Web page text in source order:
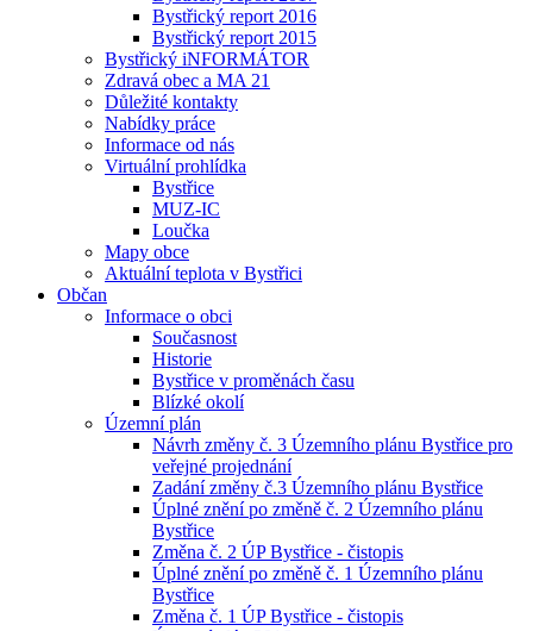
Bystřický report 2016
Bystřický report 2015
Bystřický iNFORMÁTOR
Zdravá obec a MA 21
Důležité kontakty
Nabídky práce
Informace od nás
Virtuální prohlídka
Bystřice
MUZ-IC
Loučka
Mapy obce
Aktuální teplota v Bystřici
Občan
Informace o obci
Současnost
Historie
Bystřice v proměnách času
Blízké okolí
Územní plán
Návrh změny č. 3 Územního plánu Bystřice pro
veřejné projednání
Zadání změny č.3 Územního plánu Bystřice
Úplné znění po změně č. 2 Územního plánu
Bystřice
Změna č. 2 ÚP Bystřice - čistopis
Úplné znění po změně č. 1 Územního plánu
Bystřice
Změna č. 1 ÚP Bystřice - čistopis